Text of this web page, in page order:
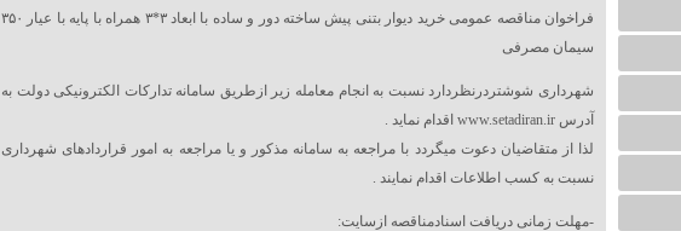
فراخوان مناقصه عمومی خرید دیوار بتنی پیش ساخته دور و ساده با ابعاد ۳*۳ همراه با پایه با عیار ۳۵۰
سیمان مصرفی
شهرداری شوشتردرنظردارد نسبت به انجام معامله زیر ازطریق سامانه تدارکات الکترونیکی دولت به
آدرس www.setadiran.ir اقدام نماید .
لذا از متقاضیان دعوت میگردد با مراجعه به سامانه مذکور و یا مراجعه به امور قراردادهای شهرداری
نسبت به کسب اطلاعات اقدام نمایند .
-مهلت زمانی دریافت اسنادمناقصه ازسایت: